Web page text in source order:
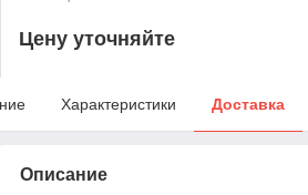
Цену уточняйте
Характеристики Доставка
Описание